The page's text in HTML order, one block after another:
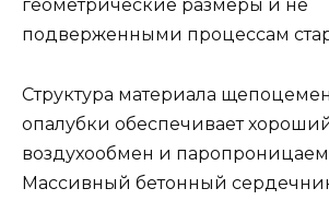
геометрические размеры и не
подверженными процессам
Структура материала
опалубки обеспечивает
воздухообмен и
Массивный бетонный